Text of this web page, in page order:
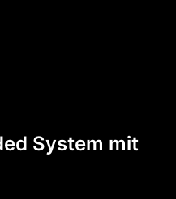
System mit